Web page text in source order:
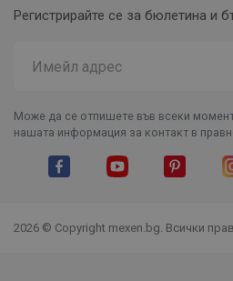
Регистрирайте се за бюлетина и
Може да се отпишете във всеки
нашата информация за контакт в
2026 © Copyright mexen.bg. Всички